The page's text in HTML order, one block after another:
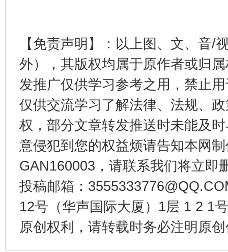
【免责声明】：以上图、文、音/
外），其版权均属于原作者或归
发推广仅供学习参考之用，禁止
仅供交流学习了解法律、法规、
权，部分文章转发推送时未能及
意侵犯到您的权益烦请告知本网
GAN160003，请联系我们将立即
投稿邮箱：
12号（华声国际大厦）1层 1 2 1
原创权利，请转载时务必注明原
国家大学科技园优化重塑工作